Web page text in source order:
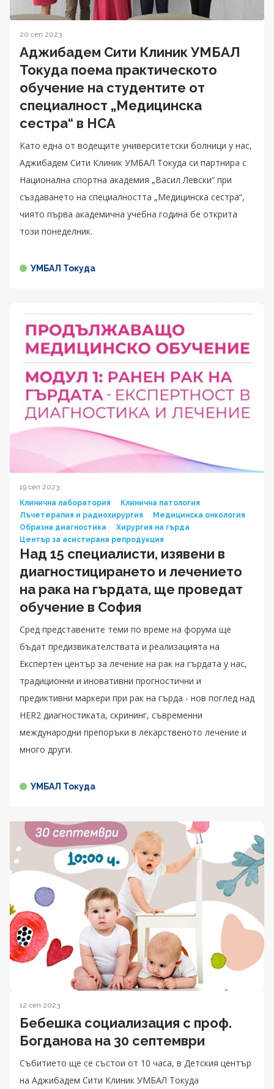
20 сеп 2023
Аджибадем Сити Клиник УМБАЛ
Токуда поема практическото
обучение на студентите от
специалност „Медицинска
сестра“ в НСА
Като една от водещите университетски болници у нас,
Аджибадем Сити Клиник УМБАЛ Токуда си партнира с
Национална спортна академия „Васил Левски“ при
създаването на специалността „Медицинска сестра“,
чиято първа академична учебна година бе открита
този понеделник.
УМБАЛ Токуда
19 сеп 2023
Клинична лаборатория
Клинична патология
Лъчетерапия и радиохирургия
Медицинска онкология
Образна диагностика
Хирургия на гърда
Център за асистирана репродукция
Над 15 специалисти, изявени в
диагностицирането и лечението
на рака на гърдата, ще проведат
обучение в София
Сред представените теми по време на форума ще
бъдат предизвикателствата и реализацията на
Експертен център за лечение на рак на гърдата у нас,
традиционни и иновативни прогностични и
предиктивни маркери при рак на гърда - нов поглед над
HER2 диагностиката, скрининг, съвременни
международни препоръки в лекарственото лечение и
много други.
УМБАЛ Токуда
12 сеп 2023
Бебешка социализация с проф.
Богданова на 30 септември
Събитието ще се състои от 10 часа, в Детския център
на Аджибадем Сити Клиник УМБАЛ Токуда